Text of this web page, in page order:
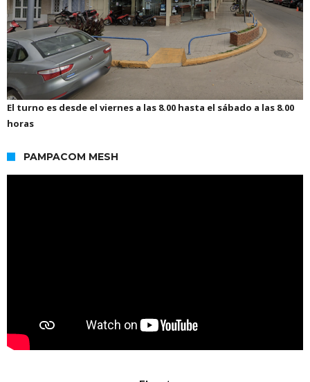
El turno es desde el viernes a las 8.00 hasta el sábado a las 8.00
horas
PAMPACOM MESH